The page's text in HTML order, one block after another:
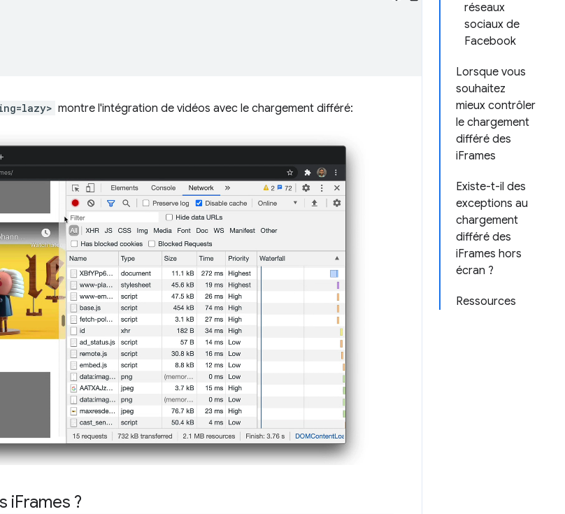
réseaux
sociaux de
Facebook
Lorsque vous
souhaitez
mieux contrôler
le chargement
différé des
iFrames
Existe-t-il des
exceptions au
chargement
différé des
iFrames hors
écran ?
Ressources
montre l'intégration de vidéos avec le chargement différé:
iFrames ?